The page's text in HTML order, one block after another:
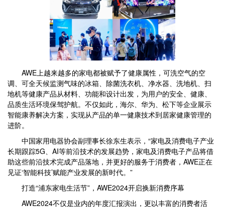
AWE上越来越多的家电都被赋予了健康属性，可洗空气的空
调、可全天候监测气味的冰箱、除菌洗衣机、净水器、洗地机、扫
地机等健康产品从材料、功能和设计出发，为用户的安全、健康、
品质生活环境保驾护航。不仅如此，海尔、华为、松下等企业展示
智能康养解决方案，实现从产品的单一健康技术到居家健康管理的
进阶。
中国家用电器协会副理事长徐东生表示，“家电及消费电子产业
长期跟踪5G、AI等前沿技术的发展趋势，家电及消费电子产品将借
助这些前沿技术完成产品落地，并更好的服务于消费者，AWE正在
见证‘智能科技’赋能产业发展的新时代。”
打造“浦东家电生活节”，AWE2024开启换新消费序幕
AWE2024不仅是业内的年度汇报演出，更以丰富的消费者活